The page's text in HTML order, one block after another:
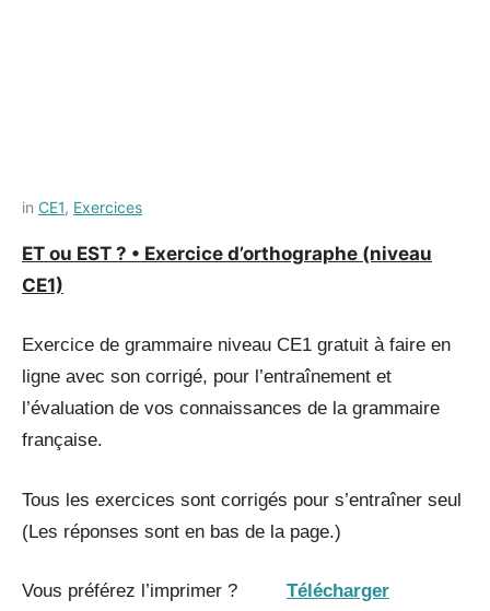
Posted
8
juillet
by
rapide
in CE1, Exercices
ET ou EST ? • Exercice d’orthographe (niveau
CE1)
Exercice de grammaire niveau CE1 gratuit à faire en
ligne avec son corrigé, pour l’entraînement et
l’évaluation de vos connaissances de la grammaire
française.
Tous les exercices sont corrigés pour s’entraîner seul
(Les réponses sont en bas de la page.)
Vous préférez l’imprimer ? Télécharger